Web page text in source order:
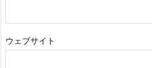
ウェブサイト